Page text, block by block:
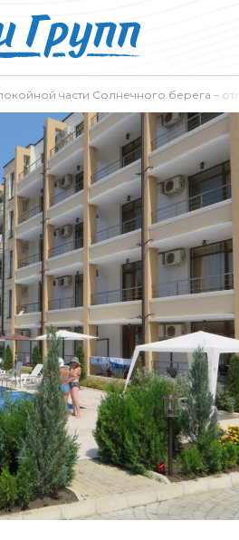
части Солнечного берега –